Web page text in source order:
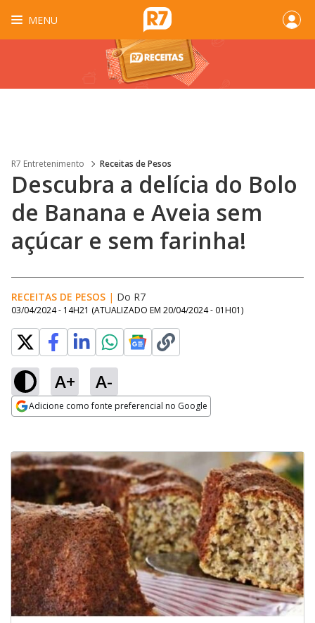
MENU
R7 Entretenimento Receitas de Pesos
Descubra a delícia do Bolo
de Banana e Aveia sem
açúcar e sem farinha!
RECEITAS DE PESOS | Do R7
03/04/2024 - 14H21 (ATUALIZADO EM 20/04/2024 - 01H01)
A+ A-
Adicione como fonte preferencial no Google